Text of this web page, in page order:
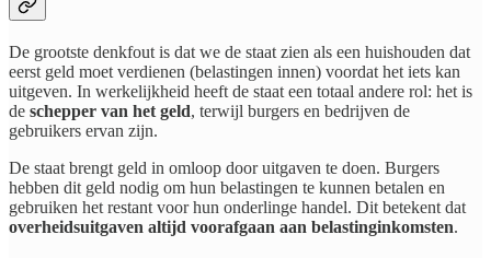
De grootste denkfout is dat we de staat zien als een huishouden dat
eerst geld moet verdienen (belastingen innen) voordat het iets kan
uitgeven. In werkelijkheid heeft de staat een totaal andere rol: het is
de schepper van het geld, terwijl burgers en bedrijven de
gebruikers ervan zijn.
De staat brengt geld in omloop door uitgaven te doen. Burgers
hebben dit geld nodig om hun belastingen te kunnen betalen en
gebruiken het restant voor hun onderlinge handel. Dit betekent dat
overheidsuitgaven altijd voorafgaan aan belastinginkomsten.